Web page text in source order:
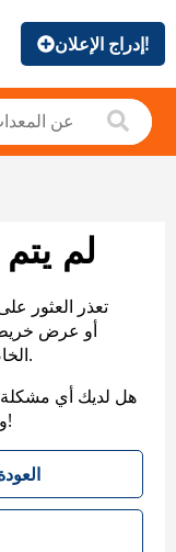
إدراج الإعلان!
لم
تعذر العثور
الخاصة بنا لمساعدتك في العثور على ما تريد.
هل لديك أي مشكلة
وسنعاود التواصل معك. شكرًا على صبرك!